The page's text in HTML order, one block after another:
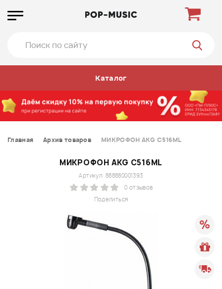
Каталог
Главная Архив товаров МИКРОФОН AKG C516ML
МИКРОФОН AKG C516ML
Поделиться
Артикул: 888880001393
0 отзывов